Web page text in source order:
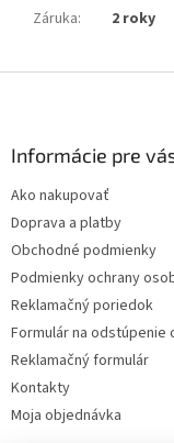
Záruka: 2 roky
Informácie pre
Ako nakupovať
Doprava a platby
Obchodné podmienky
Podmienky ochrany
Reklamačný poriedok
Formulár na odstúpenie
Reklamačný formulár
Kontakty
Moja objednávka